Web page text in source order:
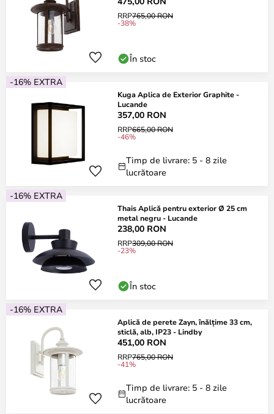
RRP765,00 RON
-38%
În stoc
-16% EXTRA
Kuga Aplica de Exterior Graphite -
Lucande
357,00 RON
RRP665,00 RON
-46%
Timp de livrare: 5 - 8 zile
lucrătoare
-16% EXTRA
Thais Aplică pentru exterior Ø 25 cm
metal negru - Lucande
238,00 RON
RRP309,00 RON
-23%
În stoc
-16% EXTRA
Aplică de perete Zayn, înălțime 33 cm,
sticlă, alb, IP23 - Lindby
451,00 RON
RRP765,00 RON
-41%
Timp de livrare: 5 - 8 zile
lucrătoare